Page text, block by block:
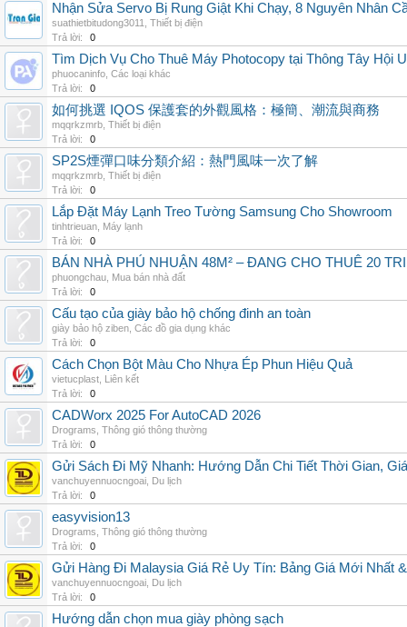
Nhận Sửa Servo Bị Rung Giật Khi Chạy, 8 Nguyên Nhân
suathietbitudong3011
Thiết bị điện
Trả lời:
0
Tìm Dịch Vụ Cho Thuê Máy Photocopy tại Thông Tây Hội
phuocaninfo Các loại khác
Trả lời:
0
如何挑選 IQOS 保護套的外觀風格：極簡、潮流與商務
mqqrkzmrb Thiết bị điện
Trả lời:
0
SP2S煙彈口味分類介紹：熱門風味一次了解
mqqrkzmrb Thiết bị điện
Trả lời:
0
Lắp Đặt Máy Lạnh Treo Tường Samsung Cho Showroom
tinhtrieuan Máy lạnh
Trả lời:
0
BÁN NHÀ PHÚ NHUẬN 48M² – ĐANG CHO THUÊ 20
phuongchau Mua bán nhà đất
Trả lời:
0
Cấu tạo của giày bảo hộ chống đinh an toàn
giày bảo hộ ziben Các đồ gia dụng khác
Trả lời:
0
Cách Chọn Bột Màu Cho Nhựa Ép Phun Hiệu Quả
vietucplast Liên kết
Trả lời:
0
CADWorx 2025 For AutoCAD 2026
Drograms Thông gió thông thường
Trả lời:
0
Gửi Sách Đi Mỹ Nhanh: Hướng Dẫn Chi Tiết Thời Gian,
vanchuyennuocngoai Du lịch
Trả lời:
0
easyvision13
Drograms Thông gió thông thường
Trả lời:
0
Gửi Hàng Đi Malaysia Giá Rẻ Uy Tín: Bảng Giá Mới Nhất
vanchuyennuocngoai Du lịch
Trả lời:
0
Hướng dẫn chọn mua giày phòng sạch